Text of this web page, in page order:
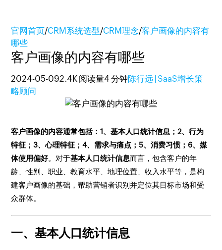
官网首页/CRM系统选型/CRM理念/客户画像的内容有
哪些
客户画像的内容有哪些
2024-05-092.4K 阅读量4 分钟陈行远 | SaaS增长策
略顾问
客户画像的内容通常包括：1、基本人口统计信息；2、行为
特征；3、心理特征；4、需求与痛点；5、消费习惯；6、媒
体使用偏好。对于基本人口统计信息而言，包含客户的年
龄、性别、职业、教育水平、地理位置、收入水平等，是构
建客户画像的基础，帮助营销者识别并定位其目标市场和受
众群体。
一、基本人口统计信息